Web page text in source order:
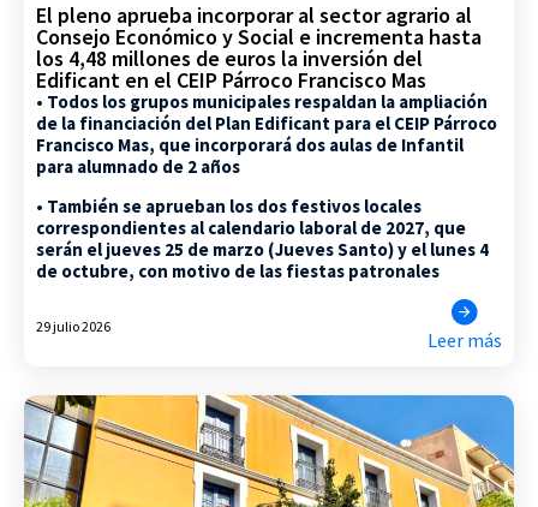
El pleno aprueba incorporar al sector agrario al
Consejo Económico y Social e incrementa hasta
los 4,48 millones de euros la inversión del
Edificant en el CEIP Párroco Francisco Mas
• Todos los grupos municipales respaldan la ampliación
de la financiación del Plan Edificant para el CEIP Párroco
Francisco Mas, que incorporará dos aulas de Infantil
para alumnado de 2 años
• También se aprueban los dos festivos locales
correspondientes al calendario laboral de 2027, que
serán el jueves 25 de marzo (Jueves Santo) y el lunes 4
de octubre, con motivo de las fiestas patronales
29 julio 2026
Leer más